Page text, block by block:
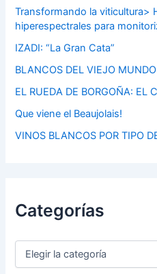
Transformando la viticultura>
hiperespectrales para
IZADI: “La Gran Cata”
BLANCOS DEL VIEJO MUNDO
EL RUEDA DE BORGOÑA: EL
Que viene el Beaujolais!
VINOS BLANCOS POR TIPO
Categorías
C